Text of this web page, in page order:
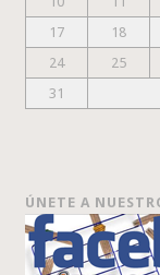
17
18
24
25
31
ÚNETE A